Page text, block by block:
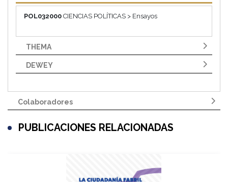
POL032000 CIENCIAS POLÍTICAS > Ensayos
THEMA
DEWEY
Colaboradores
PUBLICACIONES RELACIONADAS